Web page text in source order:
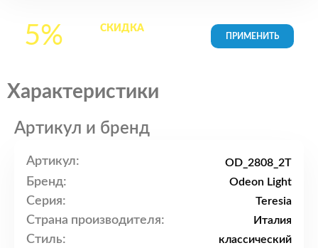
5% СКИДКАна все
Характеристики
Артикул и бренд
Артикул: OD_2808_2T
Бренд: Odeon Light
Серия: Teresia
Страна производителя: Италия
Стиль: классический